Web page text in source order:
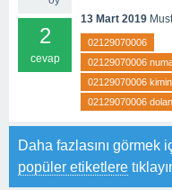
2
cevap
13 Mart 2019
02129070006
02129070006
02129070006 kimin
02129070006
Daha fazlasını görmek
popüler etiketlere